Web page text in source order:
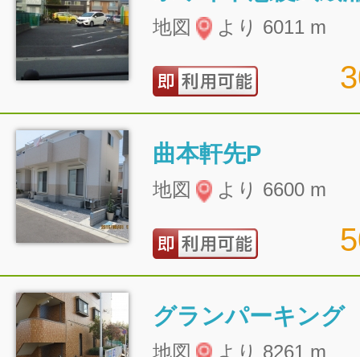
地図 より 6011 m
曲本軒先P
地図 より 6600 m
グランパーキング
地図 より 8261 m